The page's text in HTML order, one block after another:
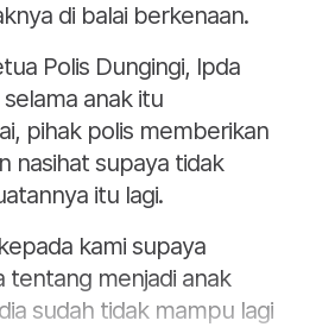
di balai berkenaan.
Polis Dungingi, Ipda
anak itu
pihak polis memberikan
nasihat supaya tidak
itu lagi.
kami supaya
tentang menjadi anak
sudah tidak mampu lagi